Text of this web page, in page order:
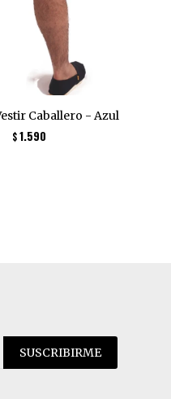
Caballero - Azul
$ 1.590
SUSCRIBIRME